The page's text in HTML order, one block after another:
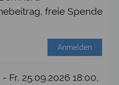
freie Spende
Anmelden
Fr. 25.09.2026 18:00,